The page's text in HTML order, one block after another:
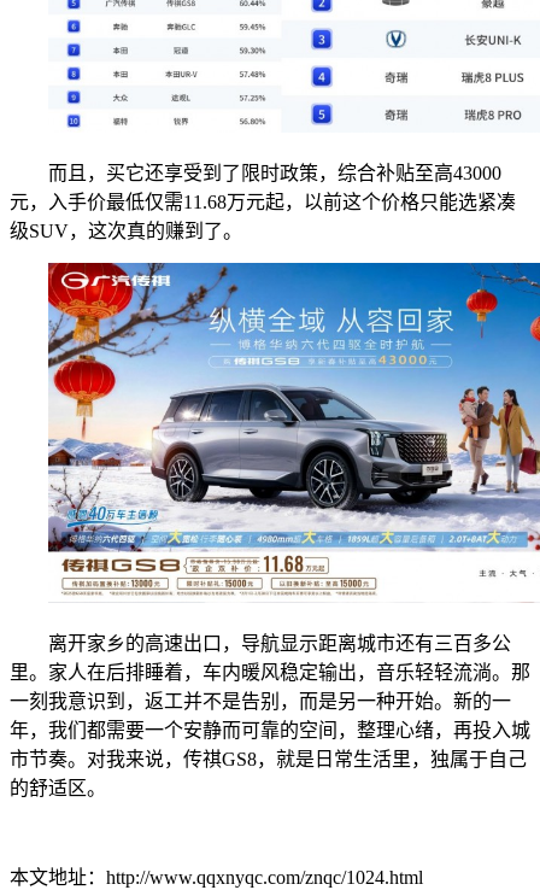
而且，买它还享受到了限时政策，综合补贴至高43000
元，入手价最低仅需11.68万元起，以前这个价格只能选紧凑
级SUV，这次真的赚到了。
离开家乡的高速出口，导航显示距离城市还有三百多公
里。家人在后排睡着，车内暖风稳定输出，音乐轻轻流淌。那
一刻我意识到，返工并不是告别，而是另一种开始。新的一
年，我们都需要一个安静而可靠的空间，整理心绪，再投入城
市节奏。对我来说，传祺GS8，就是日常生活里，独属于自己
的舒适区。
本文地址：http://www.qqxnyqc.com/znqc/1024.html